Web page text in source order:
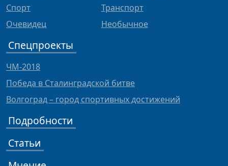
Спорт
Очевидец
Транспорт
Необычное
Спецпроекты
ЧМ-2018
Победа в Сталинградской битве
Волгоград – город спортивных достижений
Подробности
Статьи